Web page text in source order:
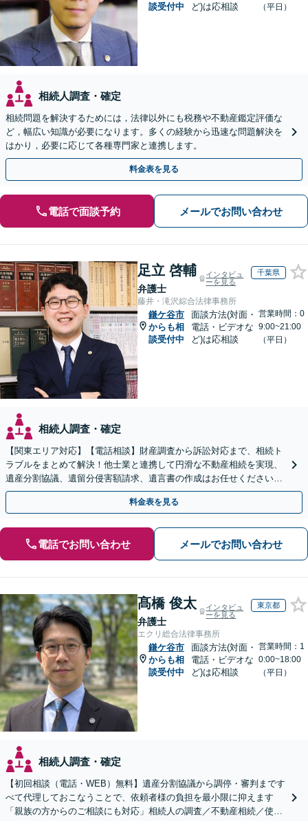
談受付中
ど)は応相談
（平日）
相続人調査・確定
相続問題を解決するためには，法律以外にも税務や不動産鑑定評価な
ど，幅広い知識が必要になります。多くの経験から迅速な問題解決を
はかり，必要に応じて各種専門家と連携します。
料金表を見る
電話で面談予約 メールでお問い合わせ
足立 啓輔
弁護士
インタビュ
ーを見る
千葉県
藤井・滝沢綜合法律事務所
鎌ケ谷市
からも相
談受付中
面談方法(対面・
電話・ビデオな
ど)は応相談
営業時間：0
9:00~21:00
（平日）
相続人調査・確定
【関東エリア対応】【電話相談】財産調査から訴訟対応まで、相続ト
ラブルをまとめて解決！他士業と連携して円滑な不動産相続を実現、
遺産分割協議、遺留分侵害額請求、遺言書の作成はお任せください。
明確な料金体系【オンライン面談可能】
料金表を見る
電話でお問い合わせ メールでお問い合わせ
髙橋 俊太
弁護士
インタビュ
ーを見る
東京都
エクリ総合法律事務所
鎌ケ谷市
からも相
談受付中
面談方法(対面・
電話・ビデオな
ど)は応相談
営業時間：1
0:00~18:00
（平日）
相続人調査・確定
【初回相談（電話・WEB）無料】遺産分割協議から調停・審判まです
べて代理しておこなうことで、依頼者様の負担を最小限に抑えます
「親族の方からのご相談にも対応」相続人の調査／不動産相続／使い